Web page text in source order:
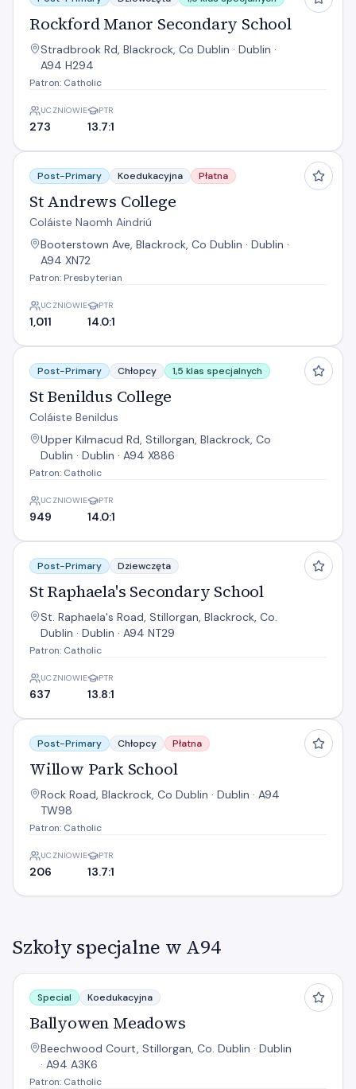
Rockford Manor Secondary School
Stradbrook Rd, Blackrock, Co Dublin · Dublin ·
A94 H294
Patron: Catholic
UCZNIOWIE
273
PTR
13.7:1
St Andrews College
Post-Primary Koedukacyjna Płatna
St Andrews College
Coláiste Naomh Aindriú
Booterstown Ave, Blackrock, Co Dublin · Dublin ·
A94 XN72
Patron: Presbyterian
UCZNIOWIE
1,011
PTR
14.0:1
St Benildus College
Post-Primary Chłopcy 1,5 klas specjalnych
St Benildus College
Coláiste Benildus
Upper Kilmacud Rd, Stillorgan, Blackrock, Co
Dublin · Dublin · A94 X886
Patron: Catholic
UCZNIOWIE
949
PTR
14.0:1
St Raphaela's Secondary School
Post-Primary Dziewczęta
St Raphaela's Secondary School
St. Raphaela's Road, Stillorgan, Blackrock, Co.
Dublin · Dublin · A94 NT29
Patron: Catholic
UCZNIOWIE
637
PTR
13.8:1
Willow Park School
Post-Primary Chłopcy Płatna
Willow Park School
Rock Road, Blackrock, Co Dublin · Dublin · A94
TW98
Patron: Catholic
UCZNIOWIE
206
PTR
13.7:1
Szkoły specjalne w A94
Ballyowen Meadows
Special Koedukacyjna
Ballyowen Meadows
Beechwood Court, Stillorgan, Co. Dublin · Dublin
· A94 A3K6
Patron: Catholic